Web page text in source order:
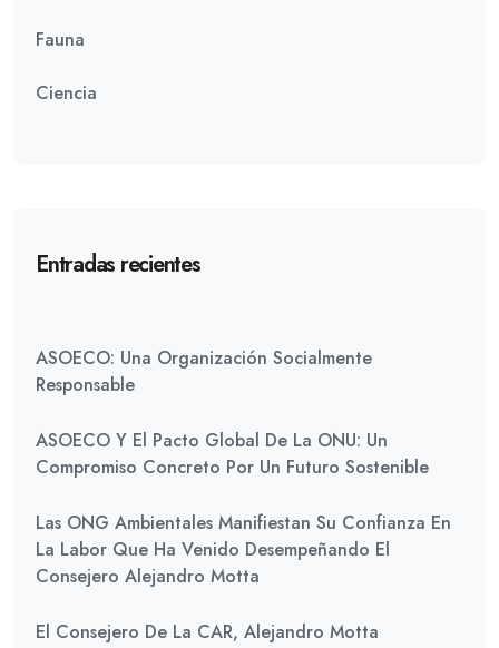
Fauna
Ciencia
Entradas recientes
ASOECO: Una Organización Socialmente
Responsable
ASOECO Y El Pacto Global De La ONU: Un
Compromiso Concreto Por Un Futuro Sostenible
Las ONG Ambientales Manifiestan Su Confianza En
La Labor Que Ha Venido Desempeñando El
Consejero Alejandro Motta
El Consejero De La CAR, Alejandro Motta